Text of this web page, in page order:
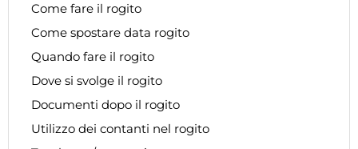
Come fare il rogito
Come spostare data rogito
Quando fare il rogito
Dove si svolge il rogito
Documenti dopo il rogito
Utilizzo dei contanti nel rogito